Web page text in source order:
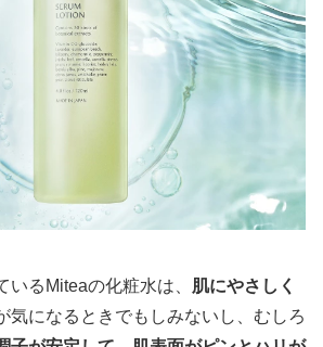
いるMiteaの化粧水は、 肌にやさしく
気になるときでもしみないし、むしろ